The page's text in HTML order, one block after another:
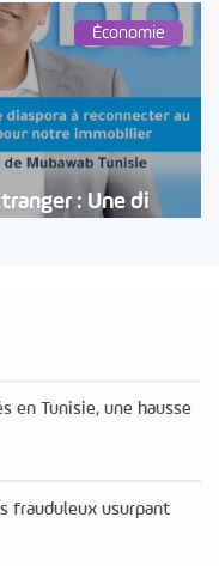
Économie
: Une di
en Tunisie, une hausse
frauduleux usurpant